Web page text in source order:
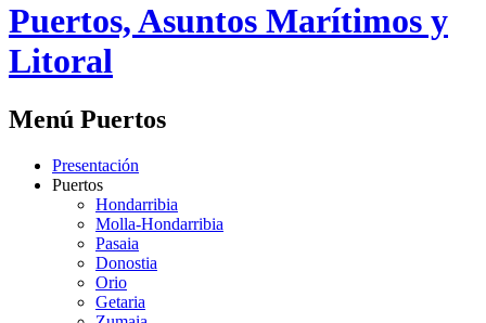
Puertos, Asuntos Marítimos y
Litoral
Menú Puertos
Presentación
Puertos
Hondarribia
Molla-Hondarribia
Pasaia
Donostia
Orio
Getaria